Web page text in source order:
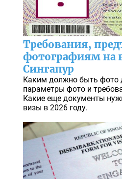
Требования,
фотографиям на
Сингапур
Каким должно быть фото
параметры фото и
Какие еще документы
визы в 2026 году.